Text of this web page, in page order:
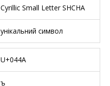
Cyrillic Small Letter SHCHA
унікальний символ
U+044A
ъ